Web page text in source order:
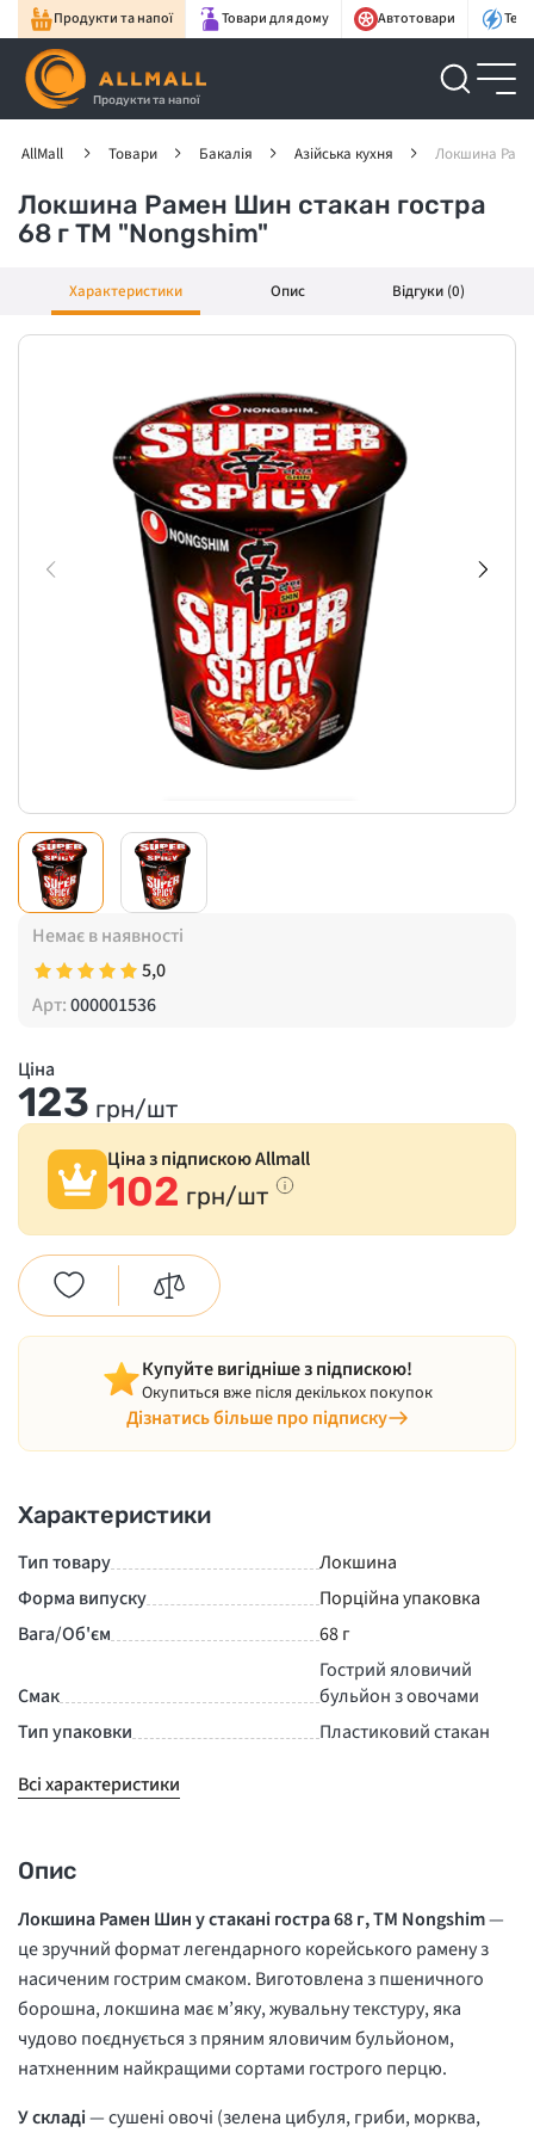
Продукти та напої Товари для дому Автотовари
Продукти та напої
AllMall Товари Бакалія Азійська кухня Локшина
Локшина Рамен Шин стакан гостра
68 г ТМ "Nongshim"
Характеристики Опис Відгуки (0)
Немає в наявності
5,0
Арт:000001536
Ціна
123 грн/шт
Ціна з підпискою Allmall
102 грн/шт
Купуйте вигідніше з підпискою!
Окупиться вже після декількох покупок
Дізнатись більше про підписку
Характеристики
Тип товару
Локшина
Форма випуску
Порційна упаковка
Вага/Об'єм
68 г
Смак
Гострий яловичий
бульйон з овочами
Тип упаковки
Пластиковий стакан
Всі характеристики
Опис
Локшина Рамен Шин у стакані гостра 68 г, ТМ Nongshim—
це зручний формат легендарного корейського рамену з
насиченим гострим смаком. Виготовлена з пшеничного
борошна, локшина має м’яку, жувальну текстуру, яка
чудово поєднується з пряним яловичим бульйоном,
натхненним найкращими сортами гострого перцю.
У складі— сушені овочі (зелена цибуля, гриби, морква,